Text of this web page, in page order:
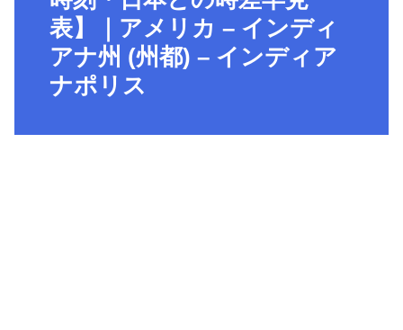
表】｜アメリカ – インディ
アナ州 (州都) – インディア
ナポリス